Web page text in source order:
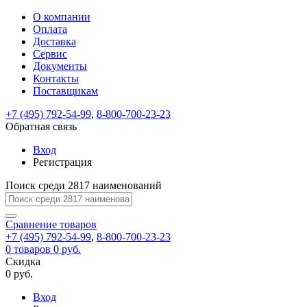
ВходРегистрация
Только
test@example.com
отправлена
по
ней
для
регистрации.
Ок
Только
Запомнить
меня
Забыли
Восстановление
пароля
Заполните
форму.
Мы
отправим
ссылку
на
указанный
электронный
адрес,
перейдя
по
которой
вы
новый
На
вашу
test@test.ru
отправлена
ссылка.
Перейдите
по
для
смены
пароля.
Введите
новый
пароль
Сменить
Пароль
успешно
Войти
Обратная
связь
Сообщение
пользовательского
соглашения
Ваше
сообщение
успешно
О компании
Оплата
Доставка
Сервис
Документы
Контакты
Поставщикам
+7 (495) 792-54-99, 8-800-700-23-23
Обратная связь
Вход
Регистрация
Поиск среди 2817 наименований
Сравнение товаров
+7 (495) 792-54-99, 8-800-700-23-23
0 товаров 0 руб.
Скидка
0 руб.
Вход